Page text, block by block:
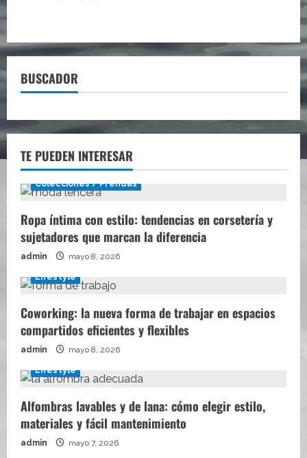
BUSCADOR
TE PUEDEN INTERESAR
Colecciones / Prendas
Ropa íntima con estilo: tendencias en corsetería y
sujetadores que marcan la diferencia
admin mayo 8, 2026
Lifestyle
Coworking: la nueva forma de trabajar en espacios
compartidos eficientes y flexibles
admin mayo 8, 2026
Lifestyle
Alfombras lavables y de lana: cómo elegir estilo,
materiales y fácil mantenimiento
admin mayo 7, 2026